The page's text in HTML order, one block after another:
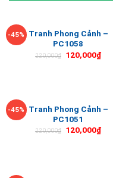
-45%
Tranh Phong Cảnh –
PC1058
220,000₫ 120,000₫
-45%
Tranh Phong Cảnh –
PC1051
220,000₫ 120,000₫